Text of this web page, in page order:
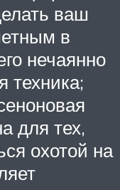
ваш
в
нечаянно
техника;
для тех,
охотой на